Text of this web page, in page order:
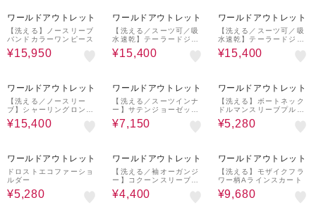
ワールドアウトレット
【洗える】ノースリーブ
バンドカラーワンピース
¥15,950
ワールドアウトレット
【洗える／スーツ可／吸
水速乾】テーラードジャ
ケット
¥15,400
ワールドアウトレット
【洗える／スーツ可／吸
水速乾】テーラードジャ
ケット
¥15,400
ワールドアウトレット
【洗える／ノースリー
ブ】シャーリングロング
ワンピース
¥15,400
ワールドアウトレット
【洗える／スーツインナ
ー】サテンジョーゼット
ブラウス
¥7,150
ワールドアウトレット
【洗える】ボートネック
ドルマンスリーブプルオ
ーバー
¥5,280
ワールドアウトレット
ドロストエコファーショ
ルダー
¥5,280
ワールドアウトレット
【洗える／袖オーガンジ
ー】コクーンスリーブプ
ルオーバー
¥4,400
ワールドアウトレット
【洗える】モザイクフラ
ワー柄Aラインスカート
¥9,680